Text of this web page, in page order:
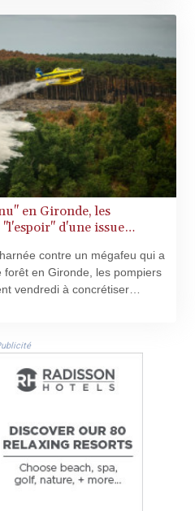
en Gironde, les
d'une issue
contre un mégafeu qui a
en Gironde, les pompiers
vendredi à concrétiser
de l'incendie, toujours